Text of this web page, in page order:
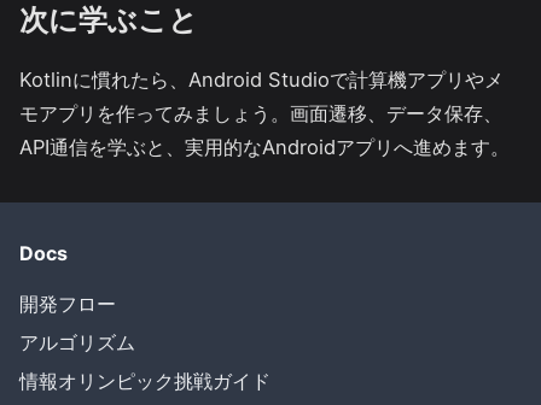
次に学ぶこと
Kotlinに慣れたら、Android Studioで計算機アプリやメ
モアプリを作ってみましょう。画面遷移、データ保存、
API通信を学ぶと、実用的なAndroidアプリへ進めます。
Docs
開発フロー
アルゴリズム
情報オリンピック挑戦ガイド